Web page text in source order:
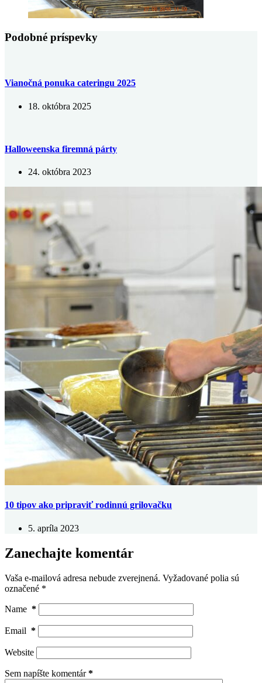
Podobné príspevky
Vianočná ponuka cateringu 2025
18. októbra 2025
Halloweenska firemná párty
24. októbra 2023
10 tipov ako pripraviť rodinnú grilovačku
5. apríla 2023
Zanechajte komentár
Vaša e-mailová adresa nebude zverejnená. Vyžadované polia sú
označené *
Name *
Email *
Website
Sem napíšte komentár*